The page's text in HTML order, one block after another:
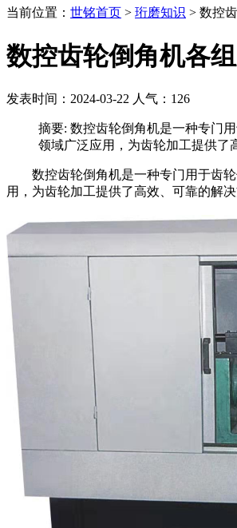
当前位置： 世铭首页 > 珩磨知识 > 数控
数控齿轮倒角机各
发表时间：2024-03-22 人气： 126
摘要: 数控齿轮倒角机是一种专门
领域广泛应用，为齿轮加工提供了
数控齿轮倒角机是一种专门用于齿轮
用，为齿轮加工提供了高效、可靠的解决